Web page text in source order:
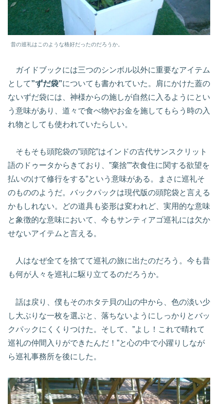
昔の巡礼はこのような格好だったのだろうか。
ガイドブックには三つのシンボル以外に重要なアイテム
として”ずだ袋”についても書かれていた。肩にかけた蓋の
ないずだ袋には、神様からの施しが自然に入るようにとい
う意味があり、道々で食べ物やお金を施してもらう時の入
れ物としても使われていたらしい。
そもそも頭陀袋の”頭陀”はインドの古代サンスクリット
語のドゥータからきており、”棄捨””衣食住に関する欲望を
払いのけて修行をする”という意味がある。まさに巡礼そ
のもののようだ。バックパックは現代版の頭陀袋と言える
かもしれない。どの道具も姿形は変われど、実用的な意味
と象徴的な意味において、今もサンティアゴ巡礼には欠か
せないアイテムと言える。
人はなぜ全てを捨てて巡礼の旅に出たのだろう。今も昔
も何が人々を巡礼に駆り立てるのだろうか。
話は戻り、僕もそのホタテ貝の山の中から、色の淡い少
し大ぶりな一枚を選ぶと、落ちないようにしっかりとバッ
クパックにくくりつけた。そして、”よし！これで晴れて
巡礼の仲間入りができたんだ！”と心の中で小躍りしなが
ら巡礼事務所を後にした。